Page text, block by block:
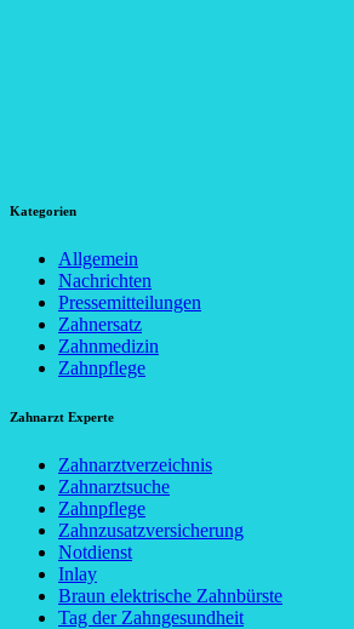
Kategorien
Allgemein
Nachrichten
Pressemitteilungen
Zahnersatz
Zahnmedizin
Zahnpflege
Zahnarzt Experte
Zahnarztverzeichnis
Zahnarztsuche
Zahnpflege
Zahnzusatzversicherung
Notdienst
Inlay
Braun elektrische Zahnbürste
Tag der Zahngesundheit